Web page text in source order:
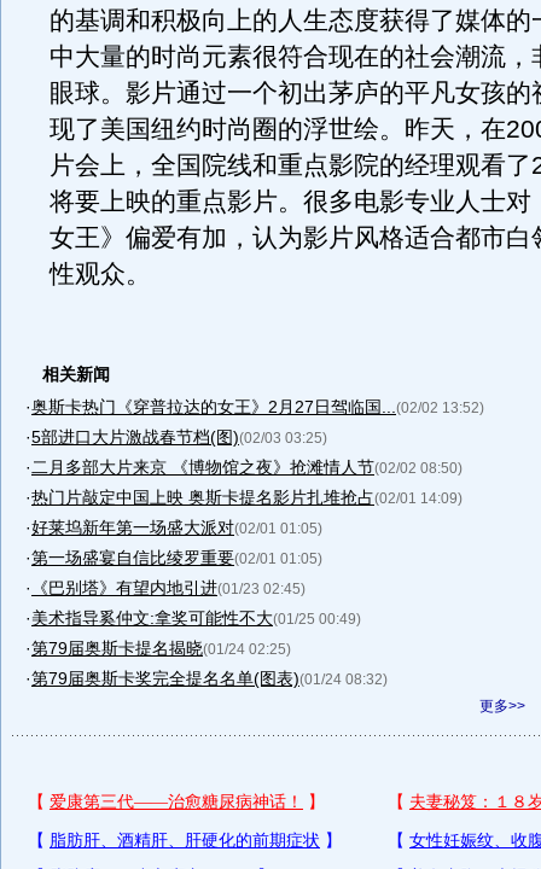
的基调和积极向上的人生态度获得了媒体的
中大量的时尚元素很符合现在的社会潮流，
眼球。影片通过一个初出茅庐的平凡女孩的
现了美国纽约时尚圈的浮世绘。昨天，在
片会上，全国院线和重点影院的经理观看
将要上映的重点影片。很多电影专业人士对
女王》偏爱有加，认为影片风格适合都市白
性观众。
相关新闻
·奥斯卡热门《穿普拉达的女王》2月27日驾临国... (02/02 13:52)
·5部进口大片激战春节档(图)(02/03 03:25)
· 二月多部大片来京 《博物馆之夜》抢滩情人节(02/02 08:50)
·热门片敲定中国上映 奥斯卡提名影片扎堆抢占(02/01 14:09)
·好莱坞新年第一场盛大派对(02/01 01:05)
·第一场盛宴自信比绫罗重要(02/01 01:05)
· 《巴别塔》有望内地引进(01/23 02:45)
·美术指导奚仲文:拿奖可能性不大(01/25 00:49)
·第79届奥斯卡提名揭晓(01/24 02:25)
·第79届奥斯卡奖完全提名名单(图表)(01/24 08:32)
更多>>